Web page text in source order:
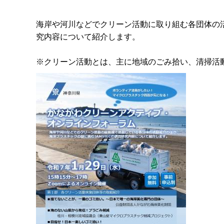
海岸や河川などでクリーン活動に取り組む各団体
究内容について紹介します。
※クリーン活動とは、主に地域のごみ拾い、清掃活